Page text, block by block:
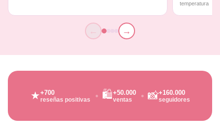
temperatura
← →
★+700
reseñas positivas 🛍️+50.000
ventas 📸+160.000
seguidores